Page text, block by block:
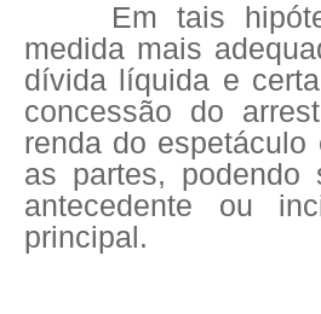
Em tais
medida mais
dívida líquida e
concessão do
renda do
as partes, podendo
antecedente ou
principal.